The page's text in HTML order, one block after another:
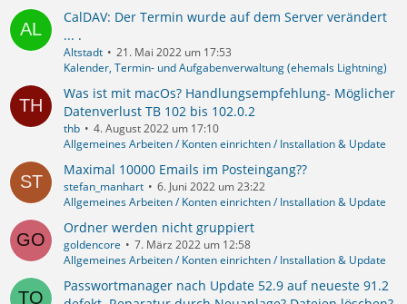
CalDAV: Der Termin wurde auf dem Server verändert
... .
Altstadt
21. Mai 2022 um 17:53
Kalender, Termin- und Aufgabenverwaltung (ehemals Lightning)
Was ist mit macOs? Handlungsempfehlung- Möglicher
Datenverlust TB 102 bis 102.0.2
thb
4. August 2022 um 17:10
Allgemeines Arbeiten / Konten einrichten / Installation & Update
Maximal 10000 Emails im Posteingang??
stefan_manhart
6. Juni 2022 um 23:22
Allgemeines Arbeiten / Konten einrichten / Installation & Update
Ordner werden nicht gruppiert
goldencore
7. März 2022 um 12:58
Allgemeines Arbeiten / Konten einrichten / Installation & Update
Passwortmanager nach Update 52.9 auf neueste 91.2